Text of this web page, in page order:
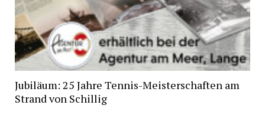
Jubiläum: 25 Jahre Tennis-Meisterschaften am
Strand von Schillig